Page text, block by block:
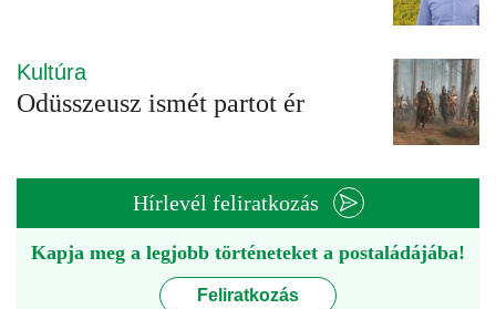
Kultúra
Odüsszeusz ismét partot ér
Hírlevél feliratkozás
Kapja meg a legjobb történeteket a postaládájába!
Feliratkozás